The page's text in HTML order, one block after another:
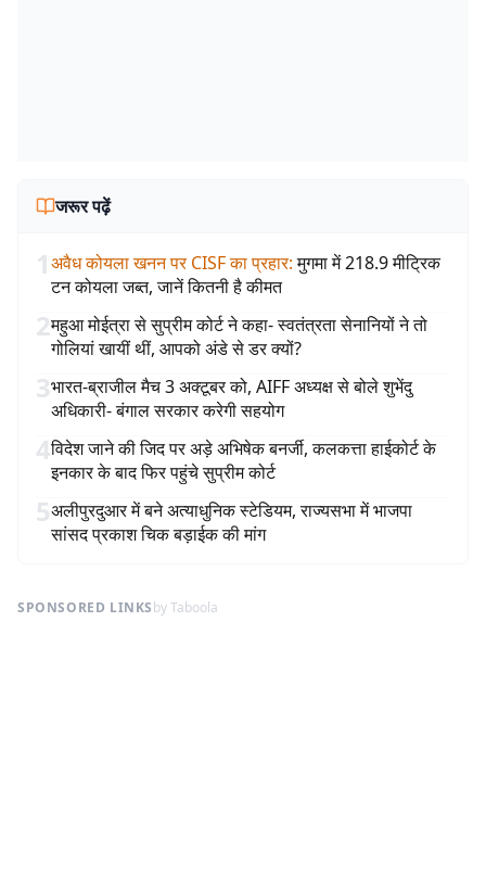
जरूर पढ़ें
1अवैध कोयला खनन पर CISF का प्रहार: मुगमा में 218.9 मीट्रिक
टन कोयला जब्त, जानें कितनी है कीमत
2महुआ मोईत्रा से सुप्रीम कोर्ट ने कहा- स्वतंत्रता सेनानियों ने तो
गोलियां खायीं थीं, आपको अंडे से डर क्यों?
3भारत-ब्राजील मैच 3 अक्टूबर को, AIFF अध्यक्ष से बोले शुभेंदु
अधिकारी- बंगाल सरकार करेगी सहयोग
4विदेश जाने की जिद पर अड़े अभिषेक बनर्जी, कलकत्ता हाईकोर्ट के
इनकार के बाद फिर पहुंचे सुप्रीम कोर्ट
5अलीपुरदुआर में बने अत्याधुनिक स्टेडियम, राज्यसभा में भाजपा
सांसद प्रकाश चिक बड़ाईक की मांग
SPONSORED LINKSby Taboola